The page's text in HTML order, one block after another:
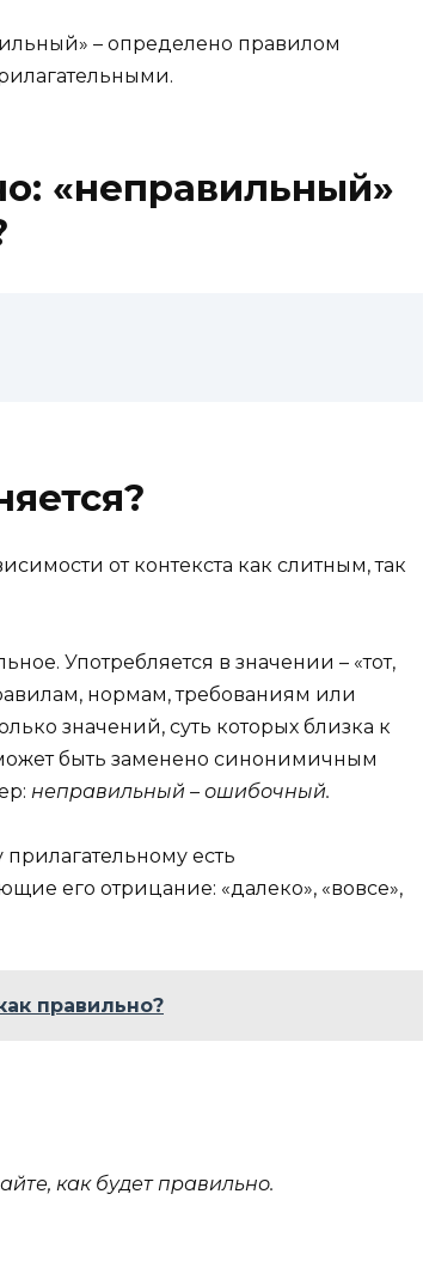
– определено правилом
«неправильный»
от контекста как слитным, так
Употребляется в значении – «тот,
нормам, требованиям или
значений, суть которых близка к
быть заменено синонимичным
неправильный – ошибочный.
прилагательному есть
его отрицание: «далеко», «вовсе»,
правильно?
как будет правильно.